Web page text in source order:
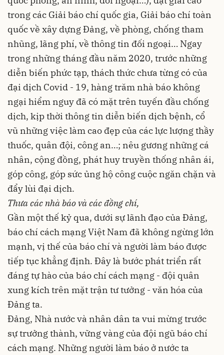
trong các Giải báo chí quốc gia, Giải báo chí toàn
quốc về xây dựng Đảng, về phòng, chống tham
nhũng, lãng phí, về thông tin đối ngoại… Ngay
trong những tháng đầu năm 2020, trước những
diễn biến phức tạp, thách thức chưa từng có của
đại dịch Covid - 19, hàng trăm nhà báo không
ngại hiểm nguy đã có mặt trên tuyến đầu chống
dịch, kịp thời thông tin diễn biến dịch bệnh, cổ
vũ những việc làm cao đẹp của các lực lượng thầy
thuốc, quân đội, công an…; nêu gương những cá
nhân, cộng đồng, phát huy truyền thống nhân ái,
góp công, góp sức ủng hộ công cuộc ngăn chặn và
đẩy lùi đại dịch.
Thưa các nhà báo và các đồng chí,
Gần một thế kỷ qua, dưới sự lãnh đạo của Đảng,
báo chí cách mạng Việt Nam đã không ngừng lớn
mạnh, vị thế của báo chí và người làm báo được
tiếp tục khẳng định. Đây là bước phát triển rất
đáng tự hào của báo chí cách mạng - đội quân
xung kích trên mặt trận tư tưởng - văn hóa của
Đảng ta.
Đảng, Nhà nước và nhân dân ta vui mừng trước
sự trưởng thành, vững vàng của đội ngũ báo chí
cách mạng. Những người làm báo ở nước ta